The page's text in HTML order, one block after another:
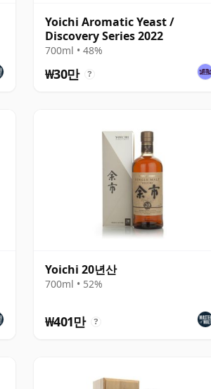
Yoichi Aromatic Yeast /
Discovery Series 2022
700ml • 48%
₩30만 ?
Yoichi 20년산
700ml • 52%
₩401만 ?